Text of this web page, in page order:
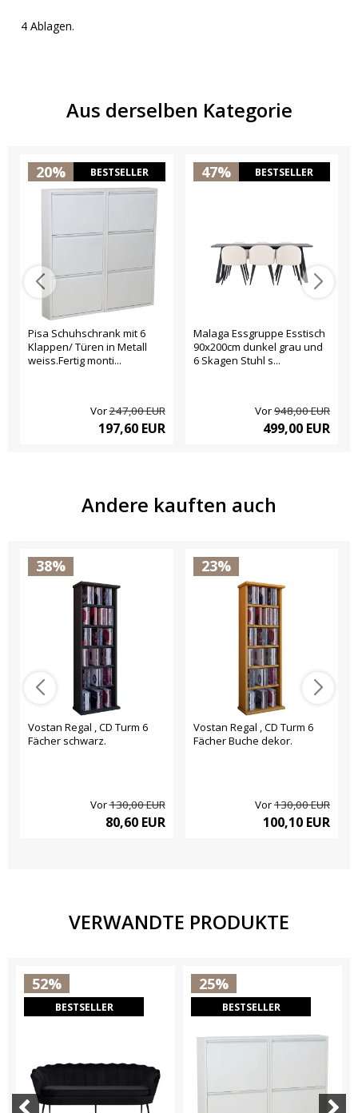
4 Ablagen.
Aus derselben Kategorie
20% BESTSELLER
Pisa Schuhschrank mit 6
Klappen/ Türen in Metall
weiss.Fertig monti...
Vor247,00 EUR
197,60 EUR
47% BESTSELLER
Malaga Essgruppe Esstisch
90x200cm dunkel grau und
6 Skagen Stuhl s...
Vor948,00 EUR
499,00 EUR
Andere kauften auch
38%
Vostan Regal , CD Turm 6
Fächer schwarz.
Vor130,00 EUR
80,60 EUR
23%
Vostan Regal , CD Turm 6
Fächer Buche dekor.
Vor130,00 EUR
100,10 EUR
VERWANDTE PRODUKTE
52%
BESTSELLER
25%
BESTSELLER